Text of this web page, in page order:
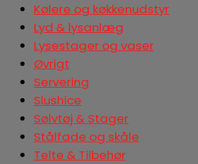
Kølere og køkkenudstyr
Lyd & lysanlæg
Lysestager og vaser
Øvrigt
Servering
Slushice
Sølvtøj & Stager
Stålfade og skåle
Telte & Tilbehør